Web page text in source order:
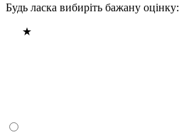
Будь ласка вибиріть бажану оцінку: